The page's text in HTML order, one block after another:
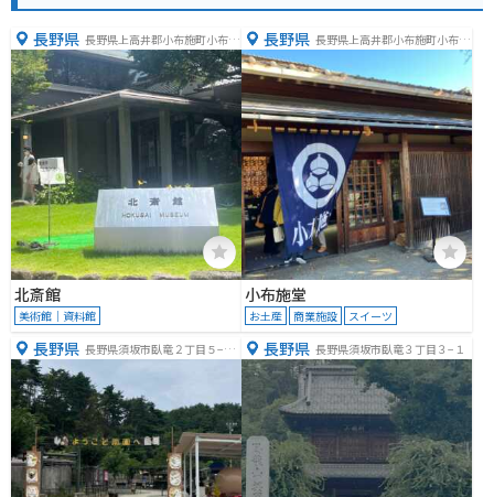
長野県 長野県上高井郡小布施町小布施
４８５
北斎館
美術館｜資料館
長野県 長野県上高井郡小布施町小布施
小布施堂
お土産 商業施設 スイーツ
長野県 長野県須坂市臥竜２丁目５−１
長野県 長野県須坂市臥竜３丁目３−１